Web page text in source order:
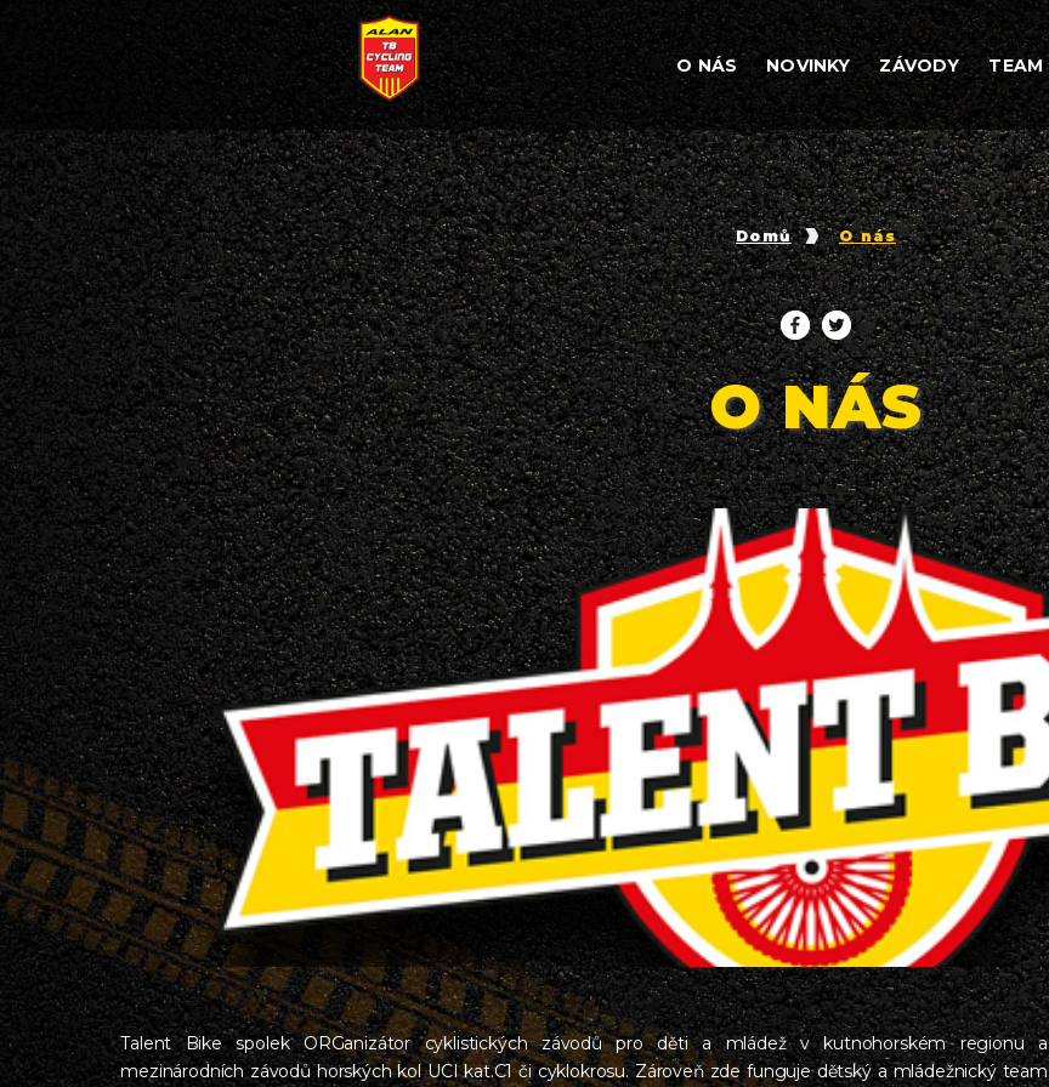
O NÁS NOVINKY ZÁVODY TEAM
Domů O nás
O NÁS
Talent Bike spolek ORGanizátor cyklistických závodů pro děti a mládež v kutnohorském regionu a
mezinárodních závodů horských kol UCI kat.C1 či cyklokrosu. Zároveň zde funguje dětský a mládežnický team